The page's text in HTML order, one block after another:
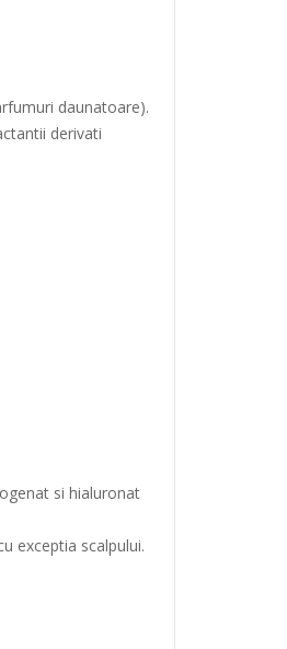
daunatoare).
derivati
si hialuronat
exceptia scalpului.